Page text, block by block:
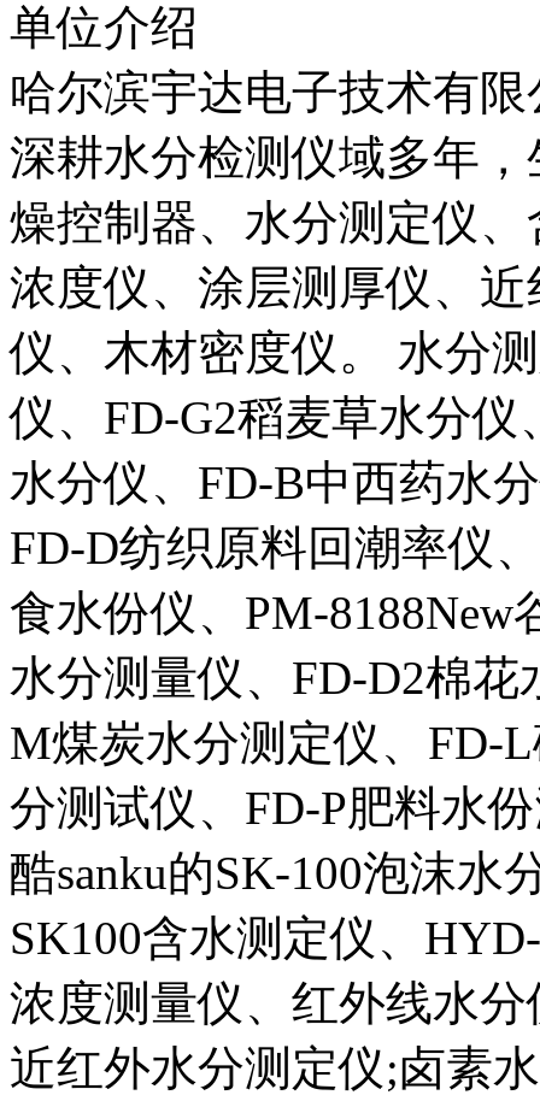
单位介绍
哈尔滨宇达电子技术有
深耕水分检测仪域多年
燥控制器、水分测定仪
浓度仪、涂层测厚仪、
仪、木材密度仪。 水分
仪、FD-G2稻麦草水分
水分仪、FD-B中西药水
FD-D纺织原料回潮率仪
食水份仪、PM-
水分测量仪、FD-D2棉
M煤炭水分测定仪、FD-
分测试仪、FD-P肥料水
酷sanku的SK-100泡沫水
SK100含水测定仪、
浓度测量仪、红外线水
近红外水分测定仪;卤素